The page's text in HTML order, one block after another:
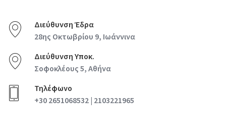
Διεύθυνση Έδρα
28ης Οκτωβρίου 9, Ιωάννινα
Διεύθυνση Υποκ.
Σοφοκλέους 5, Αθήνα
Τηλέφωνο
+30 2651068532 | 2103221965